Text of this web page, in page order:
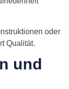
oder
Qualität.
und